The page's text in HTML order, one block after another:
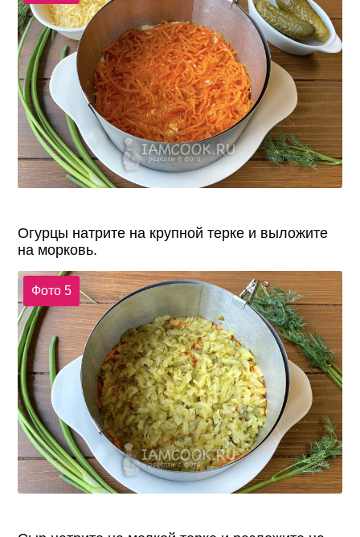
Огурцы натрите на крупной терке и выложите
на морковь.
Фото 5